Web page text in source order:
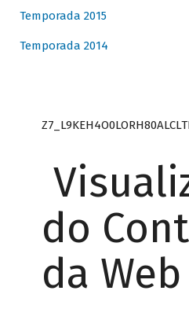
Temporada 2015
Temporada 2014
do
da Web